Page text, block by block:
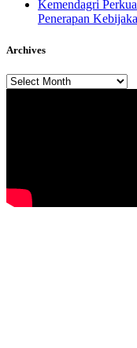
Kemendagri
Penerapan
Archives
Archives